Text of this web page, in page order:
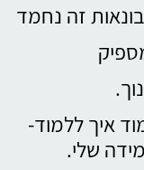
זה נחמד
איך ללמוד-
שלי.